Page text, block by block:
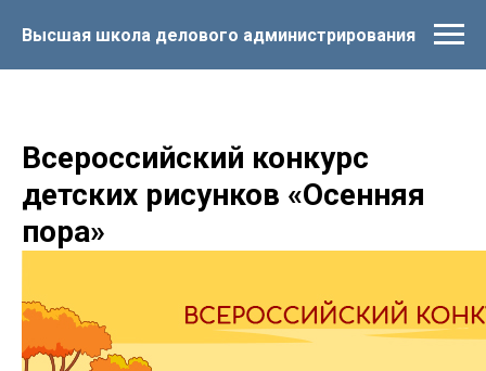
Высшая школа делового администрирования
Всероссийский конкурс
детских рисунков «Осенняя
пора»